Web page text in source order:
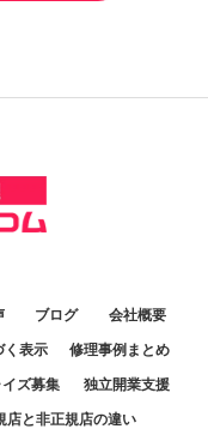
ブログ 会社概要
く表示 修理事例まとめ
ズ募集 独立開業支援
店と非正規店の違い